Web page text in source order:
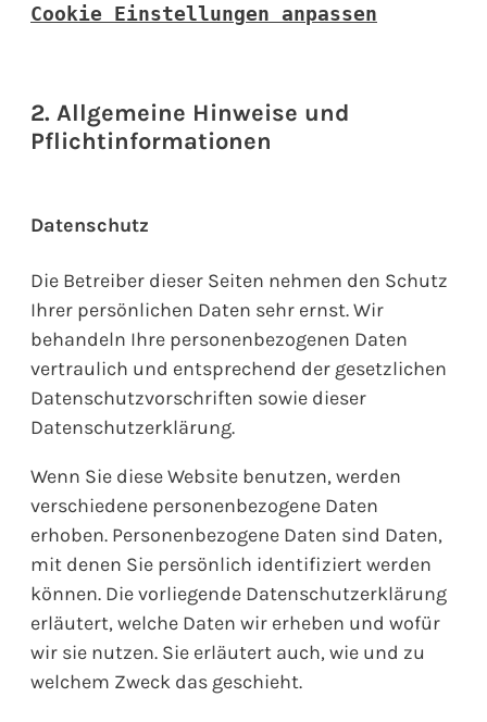
Cookie Einstellungen anpassen
2. Allgemeine Hinweise und
Pflichtinformationen
Datenschutz
Die Betreiber dieser Seiten nehmen den Schutz
Ihrer persönlichen Daten sehr ernst. Wir
behandeln Ihre personenbezogenen Daten
vertraulich und entsprechend der gesetzlichen
Datenschutzvorschriften sowie dieser
Datenschutzerklärung.
Wenn Sie diese Website benutzen, werden
verschiedene personenbezogene Daten
erhoben. Personenbezogene Daten sind Daten,
mit denen Sie persönlich identifiziert werden
können. Die vorliegende Datenschutzerklärung
erläutert, welche Daten wir erheben und wofür
wir sie nutzen. Sie erläutert auch, wie und zu
welchem Zweck das geschieht.